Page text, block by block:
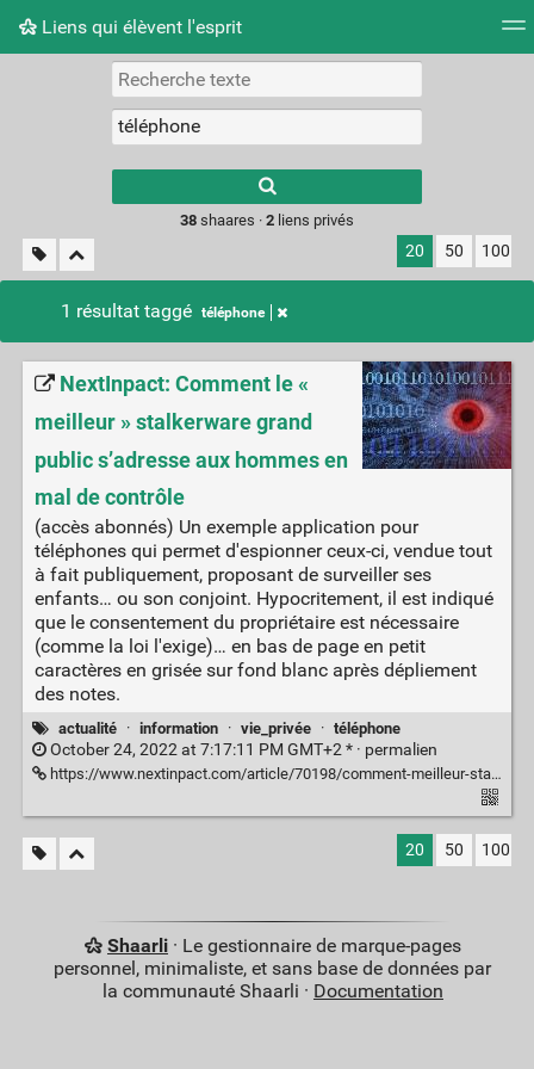
Liens qui élèvent l'esprit
Nuage de tags Mur d'images
results.
38shaares · 2liens privés
20 50 100
1 résultat taggé téléphone
NextInpact: Comment le «
meilleur » stalkerware grand
public s’adresse aux hommes en
mal de contrôle
(accès abonnés) Un exemple application pour
téléphones qui permet d'espionner ceux-ci, vendue tout
à fait publiquement, proposant de surveiller ses
enfants… ou son conjoint. Hypocritement, il est indiqué
que le consentement du propriétaire est nécessaire
(comme la loi l'exige)… en bas de page en petit
caractères en grisée sur fond blanc après dépliement
des notes.
actualité · information · vie_privée · téléphone
October 24, 2022 at 7:17:11 PM GMT+2 * · permalien
https://www.nextinpact.com/article/70198/comment-meilleur-stalkerware-grand-public-sadresse-aux-hommes-en-mal-controle
20 50 100
Shaarli· Le gestionnaire de marque-pages
personnel, minimaliste, et sans base de données par
la communauté Shaarli · Documentation